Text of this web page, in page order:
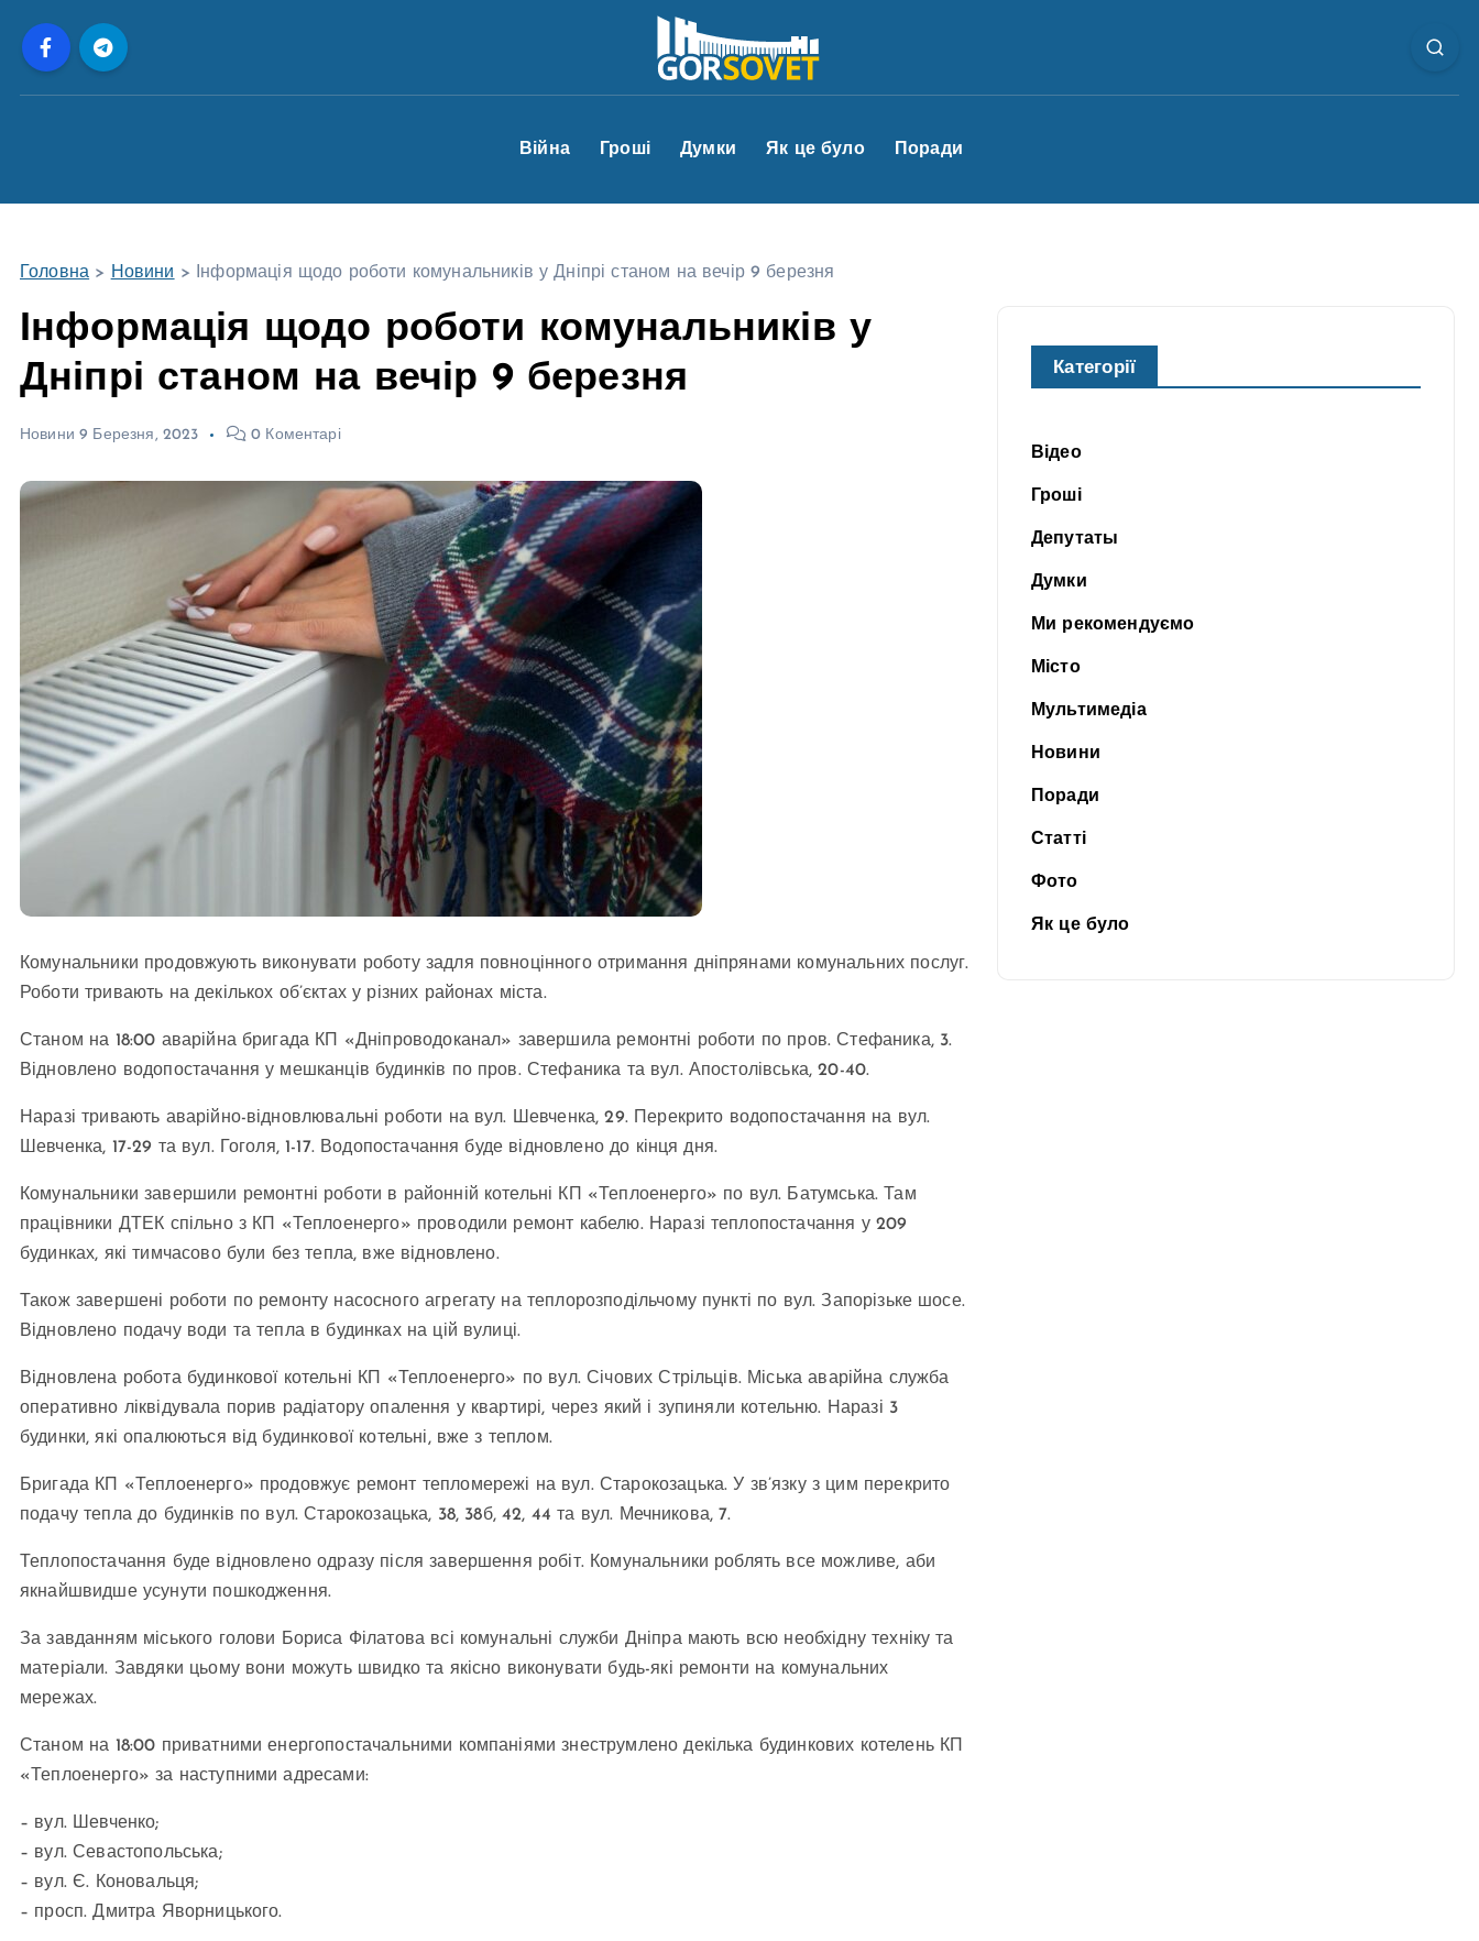
Війна Гроші Думки Як це було Поради
Головна > Новини > Інформація щодо роботи комунальників у Дніпрі станом на вечір 9 березня
Інформація щодо роботи комунальників у
Дніпрі станом на вечір 9 березня
Новини 9 Березня, 2023 0 Коментарі
Комунальники продовжують виконувати роботу задля повноцінного отримання дніпрянами комунальних послуг.
Роботи тривають на декількох об’єктах у різних районах міста.
Станом на 18:00 аварійна бригада КП «Дніпроводоканал» завершила ремонтні роботи по пров. Стефаника, 3.
Відновлено водопостачання у мешканців будинків по пров. Стефаника та вул. Апостолівська, 20-40.
Наразі тривають аварійно-відновлювальні роботи на вул. Шевченка, 29. Перекрито водопостачання на вул.
Шевченка, 17-29 та вул. Гоголя, 1-17. Водопостачання буде відновлено до кінця дня.
Комунальники завершили ремонтні роботи в районній котельні КП «Теплоенерго» по вул. Батумська. Там
працівники ДТЕК спільно з КП «Теплоенерго» проводили ремонт кабелю. Наразі теплопостачання у 209
будинках, які тимчасово були без тепла, вже відновлено.
Також завершені роботи по ремонту насосного агрегату на теплорозподільчому пункті по вул. Запорізьке шосе.
Відновлено подачу води та тепла в будинках на цій вулиці.
Відновлена робота будинкової котельні КП «Теплоенерго» по вул. Січових Стрільців. Міська аварійна служба
оперативно ліквідувала порив радіатору опалення у квартирі, через який і зупиняли котельню. Наразі 3
будинки, які опалюються від будинкової котельні, вже з теплом.
Бригада КП «Теплоенерго» продовжує ремонт тепломережі на вул. Старокозацька. У зв’язку з цим перекрито
подачу тепла до будинків по вул. Старокозацька, 38, 38б, 42, 44 та вул. Мечникова, 7.
Теплопостачання буде відновлено одразу після завершення робіт. Комунальники роблять все можливе, аби
якнайшвидше усунути пошкодження.
За завданням міського голови Бориса Філатова всі комунальні служби Дніпра мають всю необхідну техніку та
матеріали. Завдяки цьому вони можуть швидко та якісно виконувати будь-які ремонти на комунальних
мережах.
Станом на 18:00 приватними енергопостачальними компаніями знеструмлено декілька будинкових котелень КП
«Теплоенерго» за наступними адресами:
– вул. Шевченко;
– вул. Севастопольська;
– вул. Є. Коновальця;
– просп. Дмитра Яворницького.
Категорії
Відео
Гроші
Депутаты
Думки
Ми рекомендуємо
Місто
Мультимедіа
Новини
Поради
Статті
Фото
Як це було